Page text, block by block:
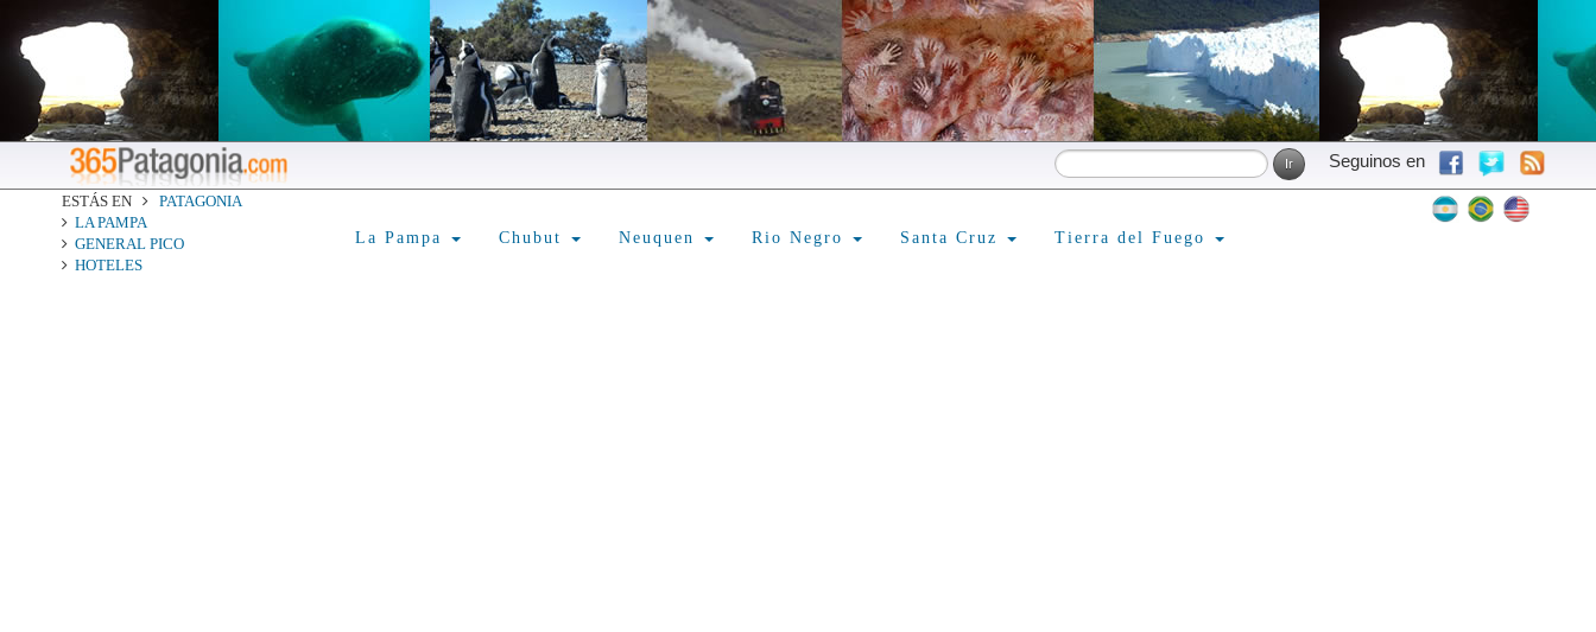
Seguinos en
ESTÁS EN
PATAGONIA
LA PAMPA
GENERAL PICO
HOTELES
La Pampa Chubut Neuquen Rio Negro Santa Cruz Tierra del Fuego